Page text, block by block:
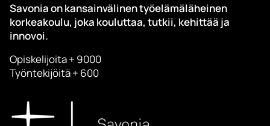
Savonia on kansainvälinen työelämäläheinen
korkeakoulu, joka kouluttaa, tutkii, kehittää ja
innovoi.
Opiskelijoita + 9000
Työntekijöitä + 600